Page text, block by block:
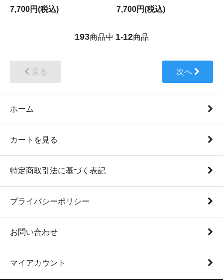
7,700円(税込)
7,700円(税込)
193商品中 1-12商品
戻る 次へ
ホーム
カートを見る
特定商取引法に基づく表記
プライバシーポリシー
お問い合わせ
マイアカウント